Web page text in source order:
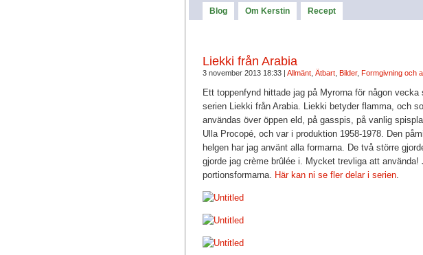
Blog Om Kerstin Recept
Liekki från Arabia
3 november 2013 18:33 | Allmänt, Ätbart, Bilder, Formgivning och
Ett toppenfynd hittade jag på Myrorna för någon
serien Liekki från Arabia. Liekki betyder flamma, och
användas över öppen eld, på gasspis, på vanlig
Ulla Procopé, och var i produktion 1958-1978. Den
helgen har jag använt alla formarna. De två större
gjorde jag crème brûlée i. Mycket trevliga att
portionsformarna. Här kan ni se fler delar i serien.